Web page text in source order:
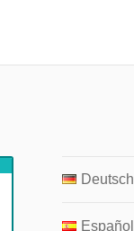
Deutsch
Español